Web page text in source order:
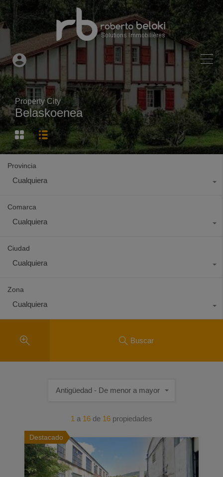
Property City
Belaskoenea
Provincia
Cualquiera
Comarca
Cualquiera
Ciudad
Cualquiera
Zona
Cualquiera
Buscar
1 a 16 de 16 propiedades
Antigüedad - De menor a mayor
Destacado